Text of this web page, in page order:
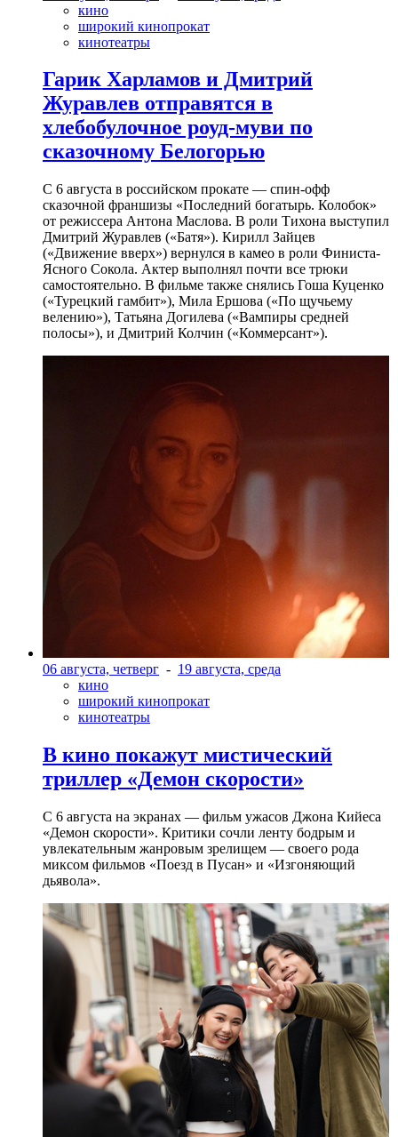
кино
широкий кинопрокат
кинотеатры
Гарик Харламов и Дмитрий
Журавлев отправятся в
хлебобулочное роуд-муви по
сказочному Белогорью
С 6 августа в российском прокате — спин-офф
сказочной франшизы «Последний богатырь. Колобок»
от режиссера Антона Маслова. В роли Тихона выступил
Дмитрий Журавлев («Батя»). Кирилл Зайцев
(«Движение вверх») вернулся в камео в роли Финиста-
Ясного Сокола. Актер выполнял почти все трюки
самостоятельно. В фильме также снялись Гоша Куценко
(«Турецкий гамбит»), Мила Ершова («По щучьему
велению»), Татьяна Догилева («Вампиры средней
полосы»), и Дмитрий Колчин («Коммерсант»).
06 августа, четверг - 19 августа, среда
кино
широкий кинопрокат
кинотеатры
В кино покажут мистический
триллер «Демон скорости»
С 6 августа на экранах — фильм ужасов Джона Кийеса
«Демон скорости». Критики сочли ленту бодрым и
увлекательным жанровым зрелищeм — своего рода
миксом фильмов «Поезд в Пусан» и «Изгоняющий
дьявола».